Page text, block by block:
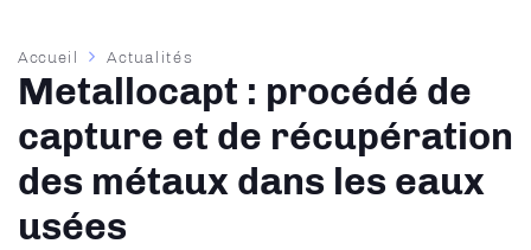
Fil
d'Ariane
Accueil Actualités
Metallocapt : procédé de
capture et de récupération
des métaux dans les eaux
usées